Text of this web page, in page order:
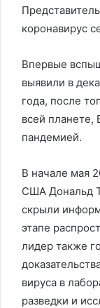
коронавирус
Впервые
выявили в
года, после
всей планете,
пандемией.
В начале мая
США Дональд
скрыли
этапе
лидер также
вируса в
разведки и